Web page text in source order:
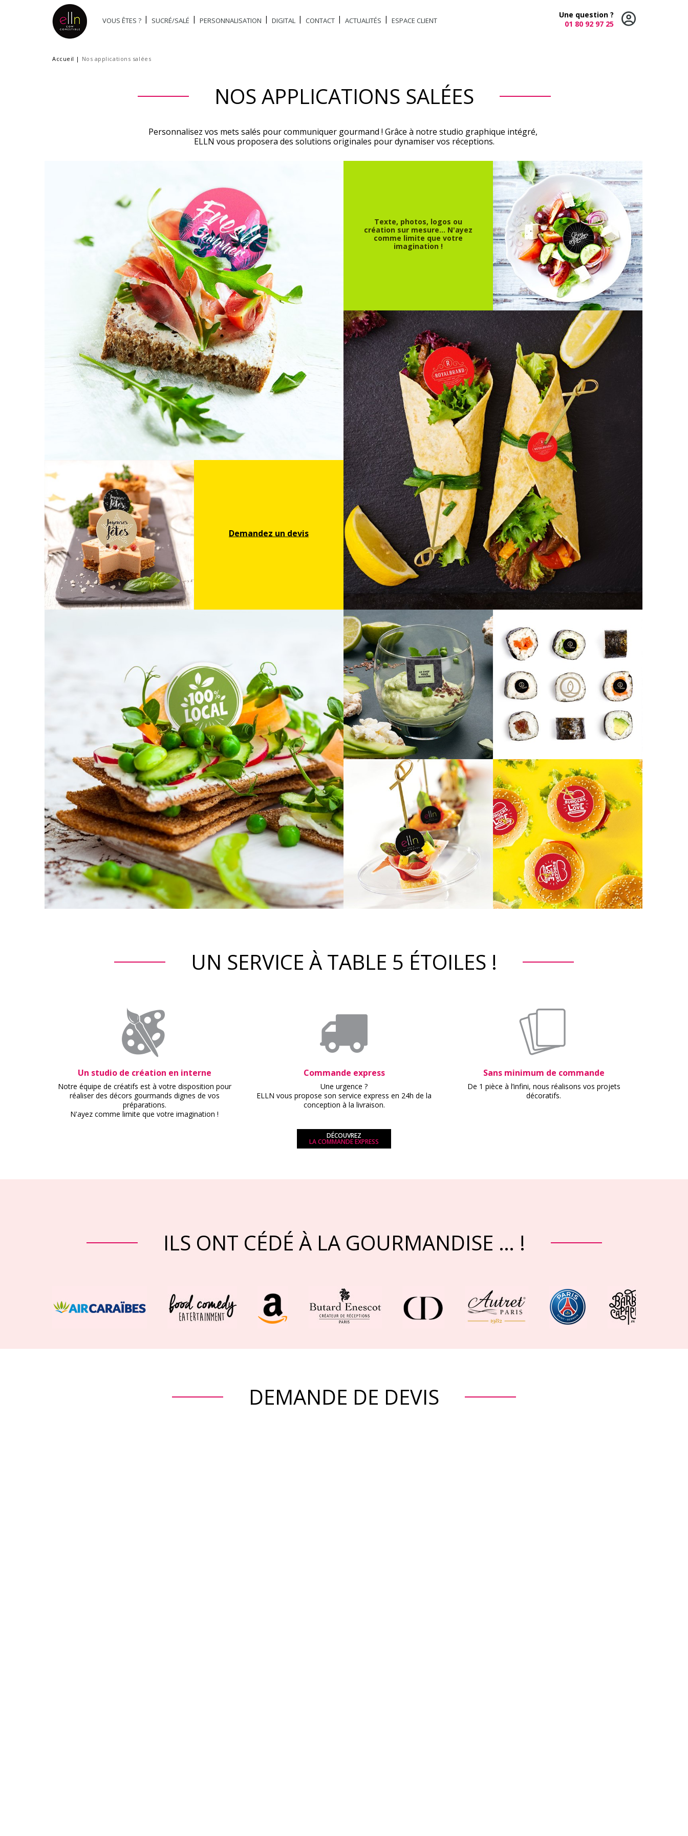
Une question ?
01 80 92 97 25
VOUS ÊTES ? SUCRÉ/SALÉ PERSONNALISATION DIGITAL CONTACT ACTUALITÉS ESPACE CLIENT
Accueil | Nos applications salées
NOS APPLICATIONS SALÉES
Personnalisez vos mets salés pour communiquer gourmand ! Grâce à notre studio graphique intégré,
ELLN vous proposera des solutions originales pour dynamiser vos réceptions.
Texte, photos, logos ou
création sur mesure… N'ayez
comme limite que votre
imagination !
Demandez un devis
UN SERVICE À TABLE 5 ÉTOILES !
Un studio de création en interne
Notre équipe de créatifs est à votre disposition pour
réaliser des décors gourmands dignes de vos
préparations.
N'ayez comme limite que votre imagination !
Commande express
Une urgence ?
ELLN vous propose son service express en 24h de la
conception à la livraison.
Sans minimum de commande
De 1 pièce à l’infini, nous réalisons vos projets
décoratifs.
DÉCOUVREZ
LA COMMANDE EXPRESS
ILS ONT CÉDÉ À LA GOURMANDISE … !
DEMANDE DE DEVIS